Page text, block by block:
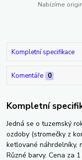
Nabízíme
Kompletní specifikace
Komentáře 0
Kompletní
Jedná se o tuzemský
ozdoby (stromečky z
ketlované náhrdelníky,
Různé barvy. Cena za